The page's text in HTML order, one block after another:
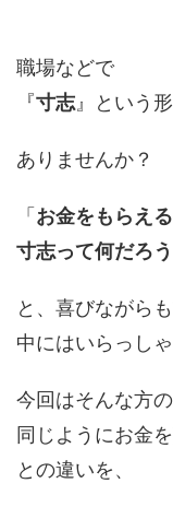
職場などで
『寸志 』という
ありませんか？
「 お金をもらえ
寸志って何だろ
と、喜びながら
中にはいらっし
今回はそんな方
同じようにお金
との違いを、